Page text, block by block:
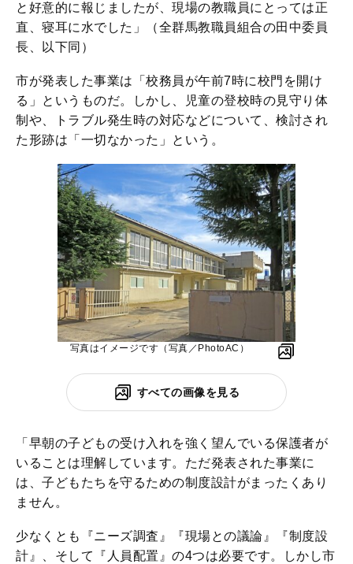
と好意的に報じましたが、現場の教職員にとっては正
直、寝耳に水でした」（全群馬教職員組合の田中委員
長、以下同）
市が発表した事業は「校務員が午前7時に校門を開け
る」というものだ。しかし、児童の登校時の見守り体
制や、トラブル発生時の対応などについて、検討され
た形跡は「一切なかった」という。
写真はイメージです（写真／PhotoAC）
すべての画像を見る
「早朝の子どもの受け入れを強く望んでいる保護者が
いることは理解しています。ただ発表された事業に
は、子どもたちを守るための制度設計がまったくあり
ません。
少なくとも『ニーズ調査』『現場との議論』『制度設
計』、そして『人員配置』の4つは必要です。しかし市